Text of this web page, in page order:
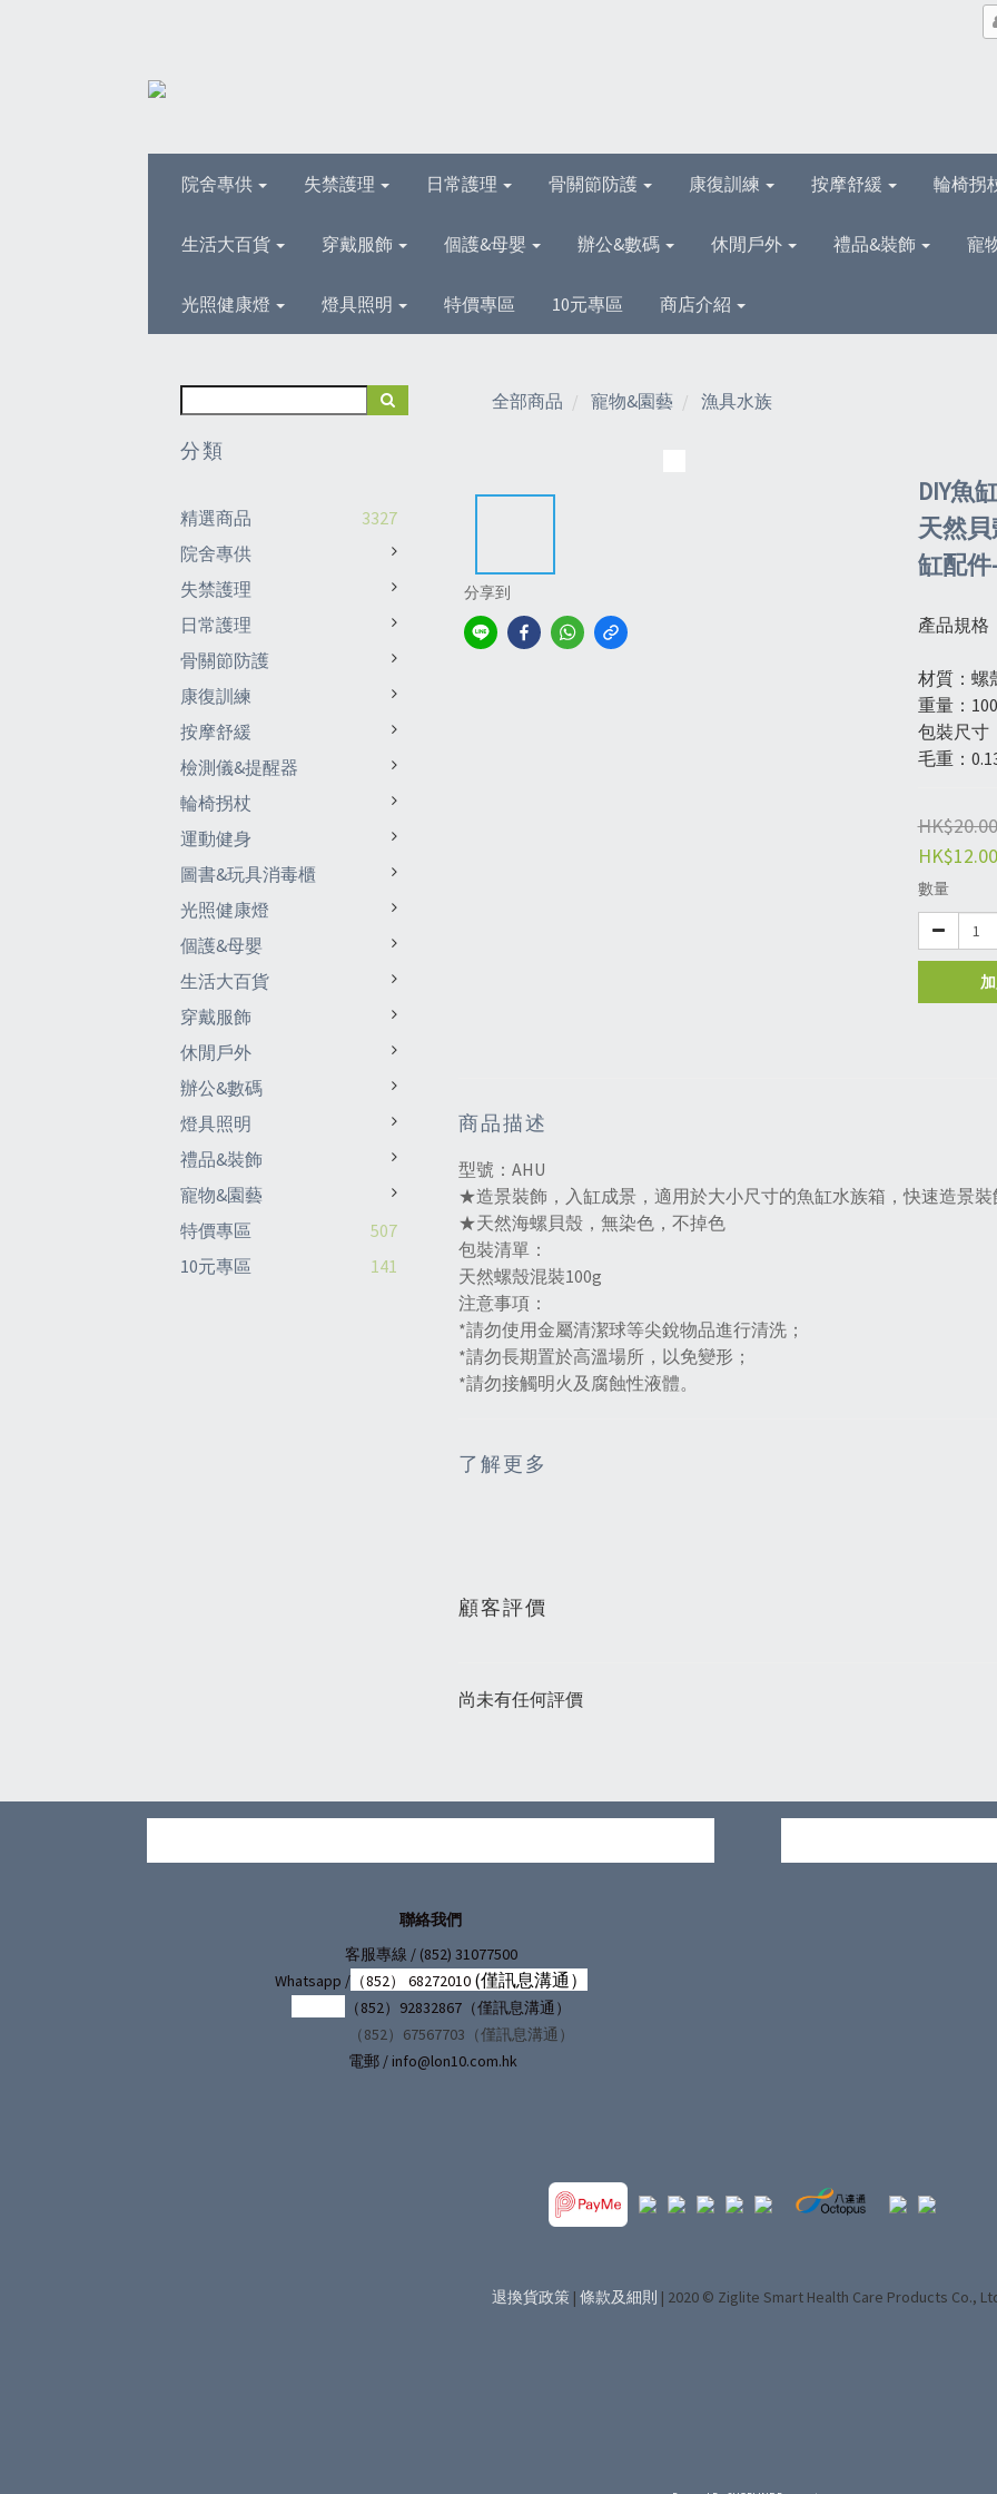
院舍專供 失禁護理 日常護理 骨關節防護 康復訓練 按摩舒緩 輪椅拐
生活大百貨 穿戴服飾 個護&母嬰 辦公&數碼 休閒戶外 禮品&裝飾 寵
光照健康燈 燈具照明 特價專區 10元專區 商店介紹
分類
精選商品
3327
院舍專供
失禁護理
日常護理
骨關節防護
康復訓練
按摩舒緩
檢測儀&提醒器
輪椅拐杖
運動健身
圖書&玩具消毒櫃
光照健康燈
個護&母嬰
生活大百貨
穿戴服飾
休閒戶外
辦公&數碼
燈具照明
禮品&裝飾
寵物&園藝
特價專區
507
10元專區
141
全部商品 寵物&園藝 漁具水族
分享到
DIY魚
天然
缸配件
產品規格
材質：螺
重量：
包裝尺寸
毛重：
HK$20.00
HK$12.00
數量
商品描述
型號：AHU
★造景裝飾，入缸成景，適用於大小尺寸的魚缸水族箱，快速造景裝
★天然海螺貝殼，無染色，不掉色
包裝清單：
天然螺殼混裝100g
注意事項：
*請勿使用金屬清潔球等尖銳物品進行清洗；
*請勿長期置於高溫場所，以免變形；
*請勿接觸明火及腐蝕性液體。
了解更多
顧客評價
尚未有任何評價
聯絡我們
客服專線 / (852) 31077500
Whatsapp /（852） 68272010 (僅訊息溝通）
（852）92832867（僅訊息溝通）
（852）67567703（僅訊息溝通）
電郵 / info@lon10.com.hk
退換貨政策 | 條款及細則 | 2020 © Ziglite Smart Health Care Products Co.,